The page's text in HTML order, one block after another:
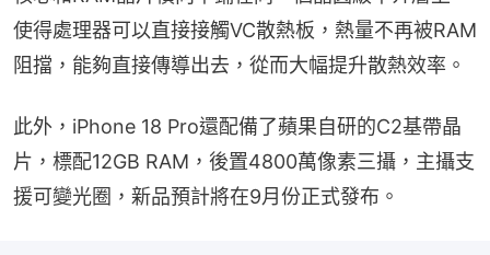
使得處理器可以直接接觸VC散熱板，熱量不再被RAM
阻擋，能夠直接傳導出去，從而大幅提升散熱效率。
此外，iPhone 18 Pro還配備了蘋果自研的C2基帶晶
片，標配12GB RAM，後置4800萬像素三攝，主攝支
援可變光圈，新品預計將在9月份正式發布。